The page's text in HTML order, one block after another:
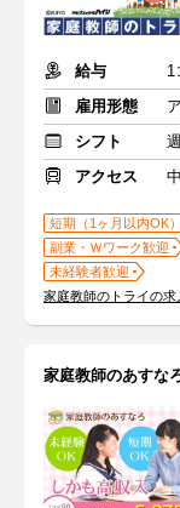
給与
1
雇用形態
シフト
アクセス
短期（1ヶ月以内OK）
副業・Ｗワーク歓迎
未経験者歓迎
家庭教師のトライの求
家庭教師のあす